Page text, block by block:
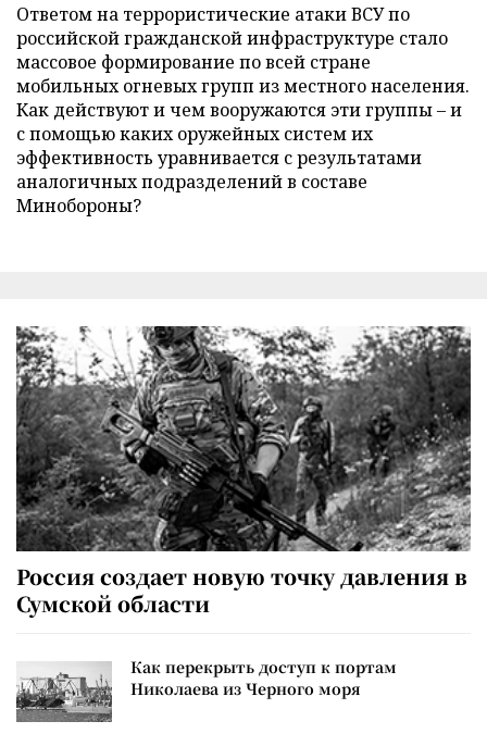
Ответом на террористические атаки ВСУ по
российской гражданской инфраструктуре стало
массовое формирование по всей стране
мобильных огневых групп из местного населения.
Как действуют и чем вооружаются эти группы – и
с помощью каких оружейных систем их
эффективность уравнивается с результатами
аналогичных подразделений в составе
Минобороны?
Россия создает новую точку давления в
Сумской области
Как перекрыть доступ к портам
Николаева из Черного моря